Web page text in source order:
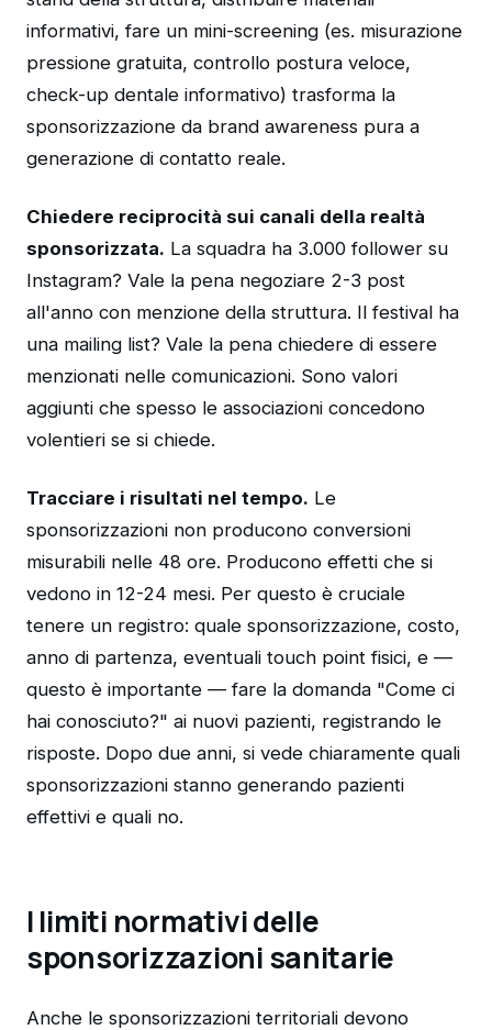
informativi, fare un mini-screening (es. misurazione
pressione gratuita, controllo postura veloce,
check-up dentale informativo) trasforma la
sponsorizzazione da brand awareness pura a
generazione di contatto reale.
Chiedere reciprocità sui canali della realtà
sponsorizzata. La squadra ha 3.000 follower su
Instagram? Vale la pena negoziare 2-3 post
all'anno con menzione della struttura. Il festival ha
una mailing list? Vale la pena chiedere di essere
menzionati nelle comunicazioni. Sono valori
aggiunti che spesso le associazioni concedono
volentieri se si chiede.
Tracciare i risultati nel tempo. Le
sponsorizzazioni non producono conversioni
misurabili nelle 48 ore. Producono effetti che si
vedono in 12-24 mesi. Per questo è cruciale
tenere un registro: quale sponsorizzazione, costo,
anno di partenza, eventuali touch point fisici, e —
questo è importante — fare la domanda "Come ci
hai conosciuto?" ai nuovi pazienti, registrando le
risposte. Dopo due anni, si vede chiaramente quali
sponsorizzazioni stanno generando pazienti
effettivi e quali no.
I limiti normativi delle
sponsorizzazioni sanitarie
Anche le sponsorizzazioni territoriali devono